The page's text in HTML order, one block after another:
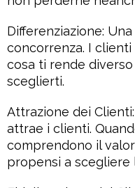
Differenziazione:
concorrenza. I
cosa ti rende
sceglierti.
Attrazione dei
attrae i clienti.
comprendono il
propensi a scegliere